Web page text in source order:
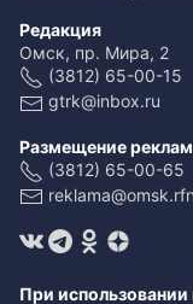
Редакция
Омск, пр. Мира, 2
(3812) 65-00-15
gtrk@inbox.ru
Размещение
(3812) 65-00-65
При использовании